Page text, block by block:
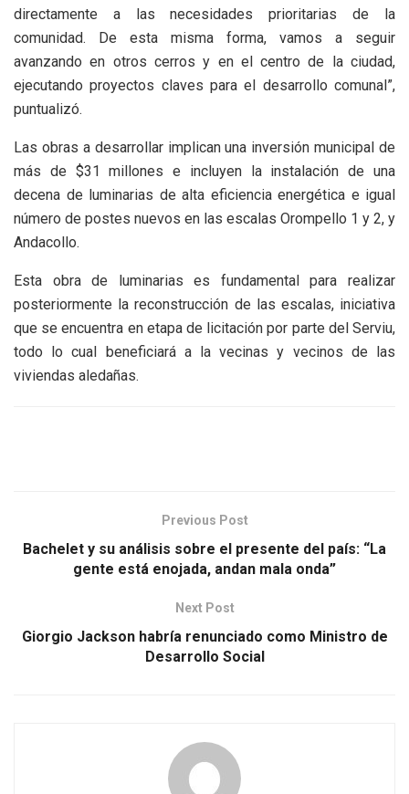
directamente a las necesidades prioritarias de la
comunidad. De esta misma forma, vamos a seguir
avanzando en otros cerros y en el centro de la ciudad,
ejecutando proyectos claves para el desarrollo comunal”,
puntualizó.
Las obras a desarrollar implican una inversión municipal de
más de $31 millones e incluyen la instalación de una
decena de luminarias de alta eficiencia energética e igual
número de postes nuevos en las escalas Orompello 1 y 2, y
Andacollo.
Esta obra de luminarias es fundamental para realizar
posteriormente la reconstrucción de las escalas, iniciativa
que se encuentra en etapa de licitación por parte del Serviu,
todo lo cual beneficiará a la vecinas y vecinos de las
viviendas aledañas.
Previous Post
Bachelet y su análisis sobre el presente del país: “La
gente está enojada, andan mala onda”
Next Post
Giorgio Jackson habría renunciado como Ministro de
Desarrollo Social